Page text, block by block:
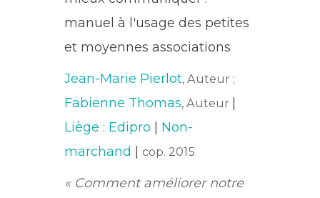
manuel à l'usage des petites
et moyennes associations
Jean-Marie Pierlot, Auteur ;
Fabienne Thomas, Auteur
Liège : Edipro
Non-
marchand
cop. 2015
« Comment améliorer notre